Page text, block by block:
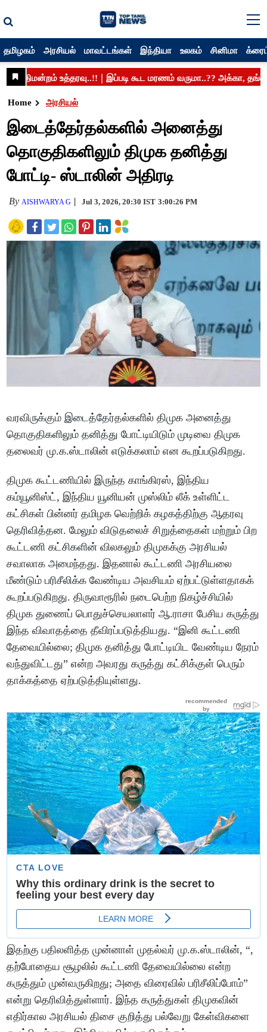
தமிழகம் அரசியல் மாவட்டங்கள் இந்தியா உலகம் சினிமா
Home அரசியல்
இடைத்தேர்தல்களில் அனைத்து
தொகுதிகளிலும் திமுக தனித்து
போட்டி- ஸ்டாலின் அதிரடி
By AISHWARYA G Jul 3, 2026, 20:30 IST 3:00:26 PM
வரவிருக்கும் இடைத்தேர்தல்களில் திமுக அனைத்து
தொகுதிகளிலும் தனித்து போட்டியிடும் முடிவை திமுக
தலைவர் மு.க.ஸ்டாலின் எடுக்கலாம் என கூறப்படுகிறது.
திமுக கூட்டணியில் இருந்த காங்கிரஸ், இந்திய
கம்யூனிஸ்ட், இந்திய யூனியன் முஸ்லிம் லீக் உள்ளிட்ட
கட்சிகள் பின்னர் தமிழக வெற்றிக் கழகத்திற்கு ஆதரவு
தெரிவித்தன. மேலும் விடுதலைச் சிறுத்தைகள் மற்றும் பிற
கூட்டணி கட்சிகளின் விலகலும் திமுகக்கு அரசியல்
சவாலாக அமைந்தது. இதனால் கூட்டணி அரசியலை
மீண்டும் பரிசீலிக்க வேண்டிய அவசியம் ஏற்பட்டுள்ளதாகக்
கூறப்படுகிறது. திருவாரூரில் நடைபெற்ற நிகழ்ச்சியில்
திமுக துணைப் பொதுச்செயலாளர் ஆ.ராசா பேசிய கருத்து
இந்த விவாதத்தை தீவிரப்படுத்தியது. “இனி கூட்டணி
தேவையில்லை; திமுக தனித்து போட்டியிட வேண்டிய நேரம்
வந்துவிட்டது” என்ற அவரது கருத்து கட்சிக்குள் பெரும்
தாக்கத்தை ஏற்படுத்தியுள்ளது.
இதற்கு பதிலளித்த முன்னாள் முதல்வர் மு.க.ஸ்டாலின், “,
தற்போதைய சூழலில் கூட்டணி தேவையில்லை என்ற
கருத்தும் முன்வருகிறது; அதை விரைவில் பரிசீலிப்போம்”
என்று தெரிவித்துள்ளார். இந்த கருத்துகள் திமுகவின்
எதிர்கால அரசியல் திசை குறித்து பல்வேறு கேள்விகளை